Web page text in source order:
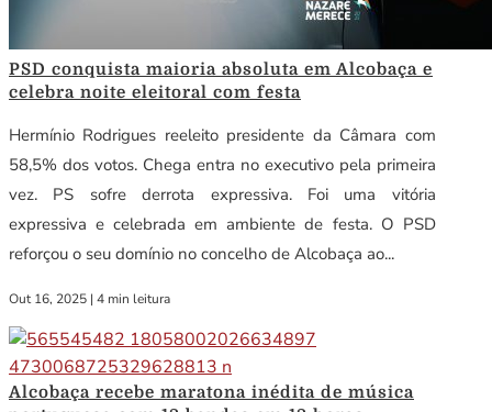
PSD conquista maioria absoluta em Alcobaça e
celebra noite eleitoral com festa
Hermínio Rodrigues reeleito presidente da Câmara com
58,5% dos votos. Chega entra no executivo pela primeira
vez. PS sofre derrota expressiva. Foi uma vitória
expressiva e celebrada em ambiente de festa. O PSD
reforçou o seu domínio no concelho de Alcobaça ao...
Out 16, 2025 | 4 min leitura
Alcobaça recebe maratona inédita de música